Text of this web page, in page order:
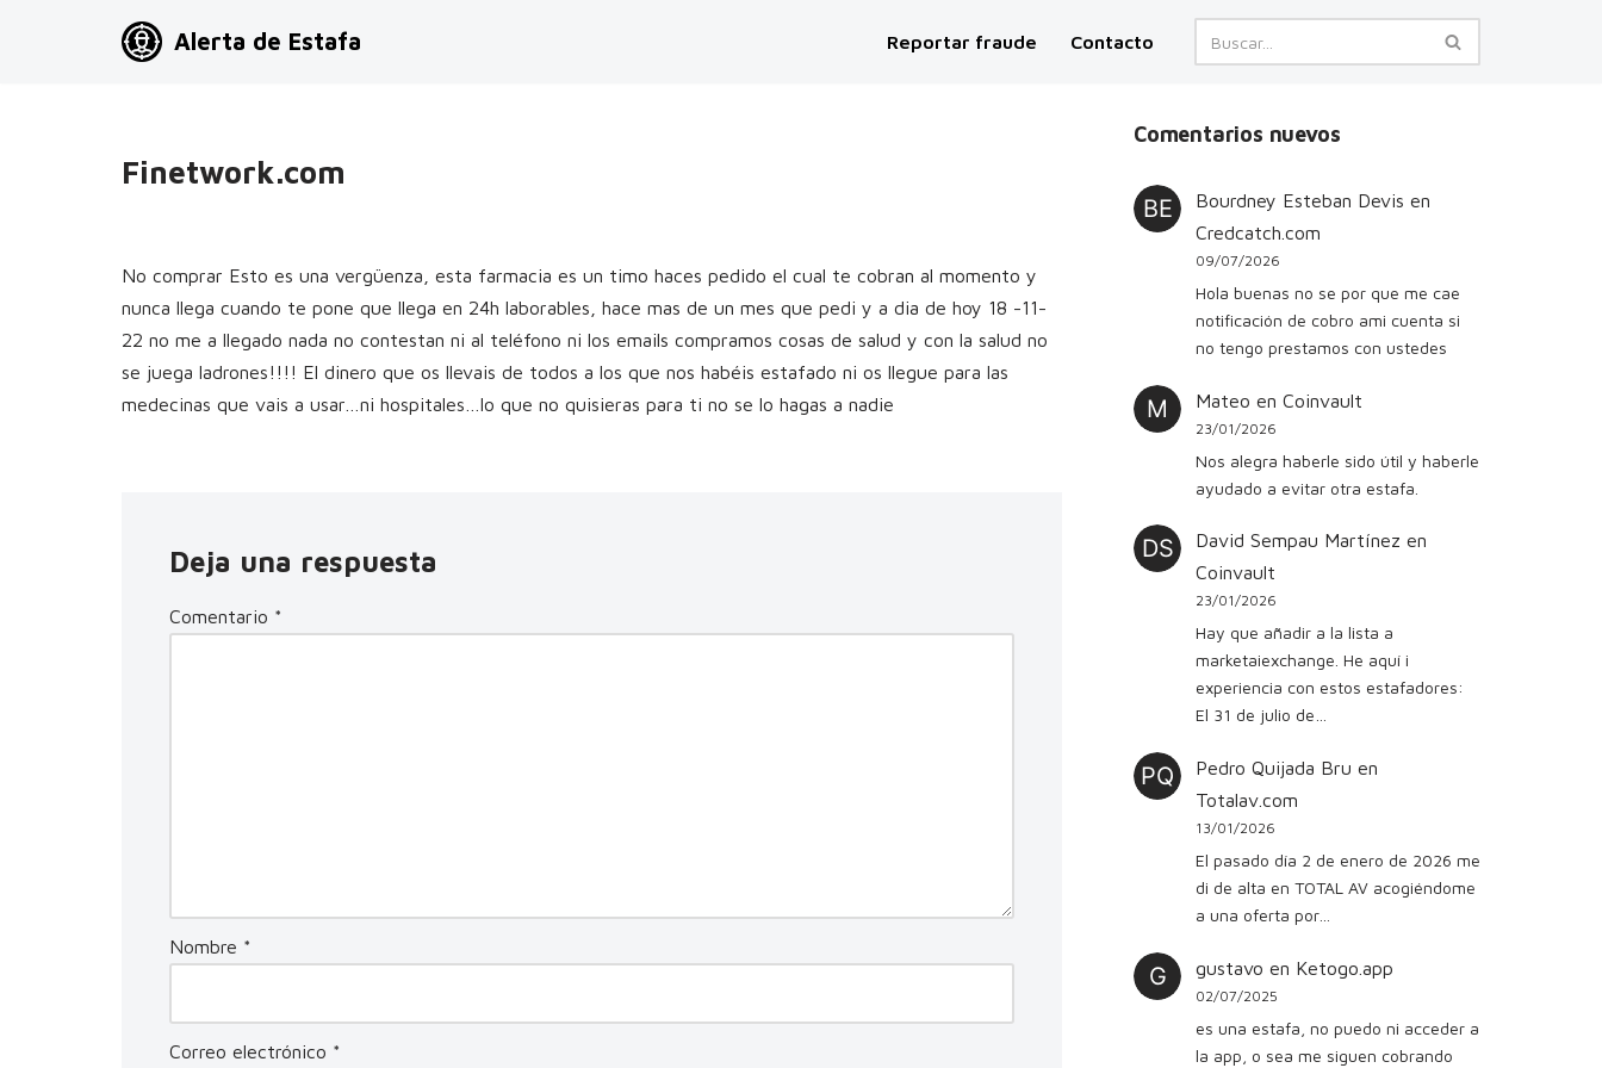
Alerta de Estafa Reportar fraude Contacto
Finetwork.com
No comprar Esto es una vergüenza, esta farmacia es un timo haces pedido el cual te cobran al momento y
nunca llega cuando te pone que llega en 24h laborables, hace mas de un mes que pedi y a dia de hoy 18 -11-
22 no me a llegado nada no contestan ni al teléfono ni los emails compramos cosas de salud y con la salud no
se juega ladrones!!!! El dinero que os llevais de todos a los que nos habéis estafado ni os llegue para las
medecinas que vais a usar…ni hospitales…lo que no quisieras para ti no se lo hagas a nadie
Deja una respuesta
Comentario *
Nombre *
Correo electrónico *
Comentarios nuevos
Bourdney Esteban Devis en
Credcatch.com
09/07/2026
Hola buenas no se por que me cae
notificación de cobro ami cuenta si
no tengo prestamos con ustedes
Mateo en Coinvault
23/01/2026
Nos alegra haberle sido útil y haberle
ayudado a evitar otra estafa.
David Sempau Martínez en
Coinvault
23/01/2026
Hay que añadir a la lista a
marketaiexchange. He aquí i
experiencia con estos estafadores:
El 31 de julio de…
Pedro Quijada Bru en
Totalav.com
13/01/2026
El pasado día 2 de enero de 2026 me
di de alta en TOTAL AV acogiéndome
a una oferta por…
gustavo en Ketogo.app
02/07/2025
es una estafa, no puedo ni acceder a
la app, o sea me siguen cobrando